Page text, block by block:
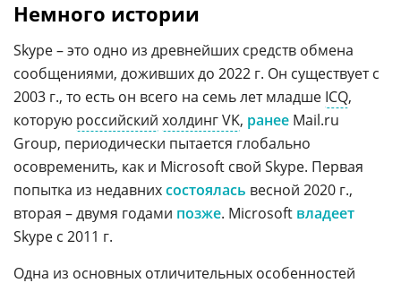
Немного истории
Skype – это одно из древнейших средств обмена
сообщениями, доживших до 2022 г. Он существует с
2003 г., то есть он всего на семь лет младше ICQ,
которую российский холдинг VK, ранее Mail.ru
Group, периодически пытается глобально
осовременить, как и Microsoft свой Skype. Первая
попытка из недавнихсостоялась весной 2020 г.,
вторая – двумя годами позже. Microsoft владеет
Skype с 2011 г.
Одна из основных отличительных особенностей